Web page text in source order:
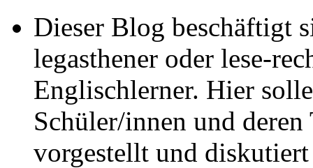
Dieser Blog beschäftigt
legasthener oder lese-
Englischlerner. Hier
Schüler/innen und
vorgestellt und